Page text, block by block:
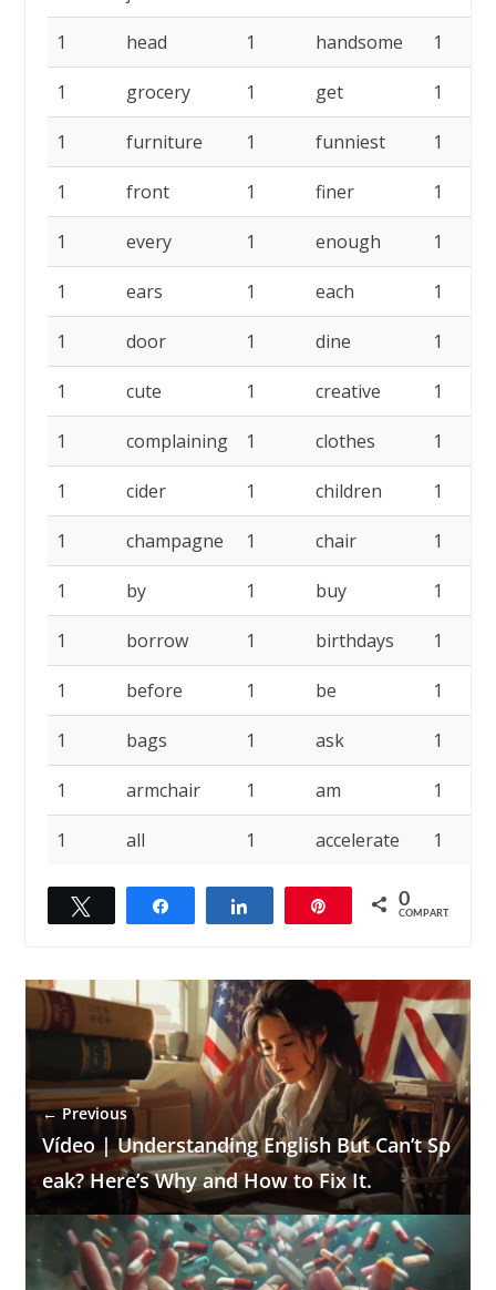
1 head 1 handsome 1
1 grocery 1 get 1
1 furniture 1 funniest 1
1 front 1 finer 1
1 every 1 enough 1
1 ears 1 each 1
1 door 1 dine 1
1 cute 1 creative 1
1 complaining 1 clothes 1
1 cider 1 children 1
1 champagne 1 chair 1
1 by 1 buy 1
1 borrow 1 birthdays 1
1 before 1 be 1
1 bags 1 ask 1
1 armchair 1 am 1
1 all 1 accelerate 1
Compartilhar Compartilhar 0
COMPART.
← Previous
Vídeo | Understanding English But Can’t Sp
eak? Here’s Why and How to Fix It.